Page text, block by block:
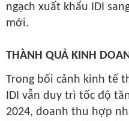
ngạch xuất khẩu IDI
mới.
THÀNH QUẢ KINH
Trong bối cảnh kinh tế
IDI vẫn duy trì tốc độ
2024, doanh thu hợp